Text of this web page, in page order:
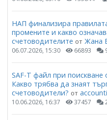
НАП финализира
промените и какво
счетоводителите от Жана
06.07.2026, 15:30 66893
SAF-T файл при
Какво трябва да знаят
счетоводители? от
10.06.2026, 16:37 37457